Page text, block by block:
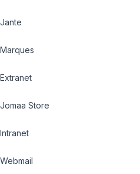
Jante
Marques
Extranet
Jomaa Store
Intranet
Webmail